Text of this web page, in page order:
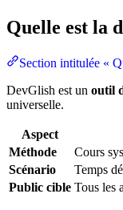
Quelle est la
Section intitulée «
DevGlish est un outil
universelle.
Aspect
Méthode
Cours
Scénario
Temps
Public cible Tous les